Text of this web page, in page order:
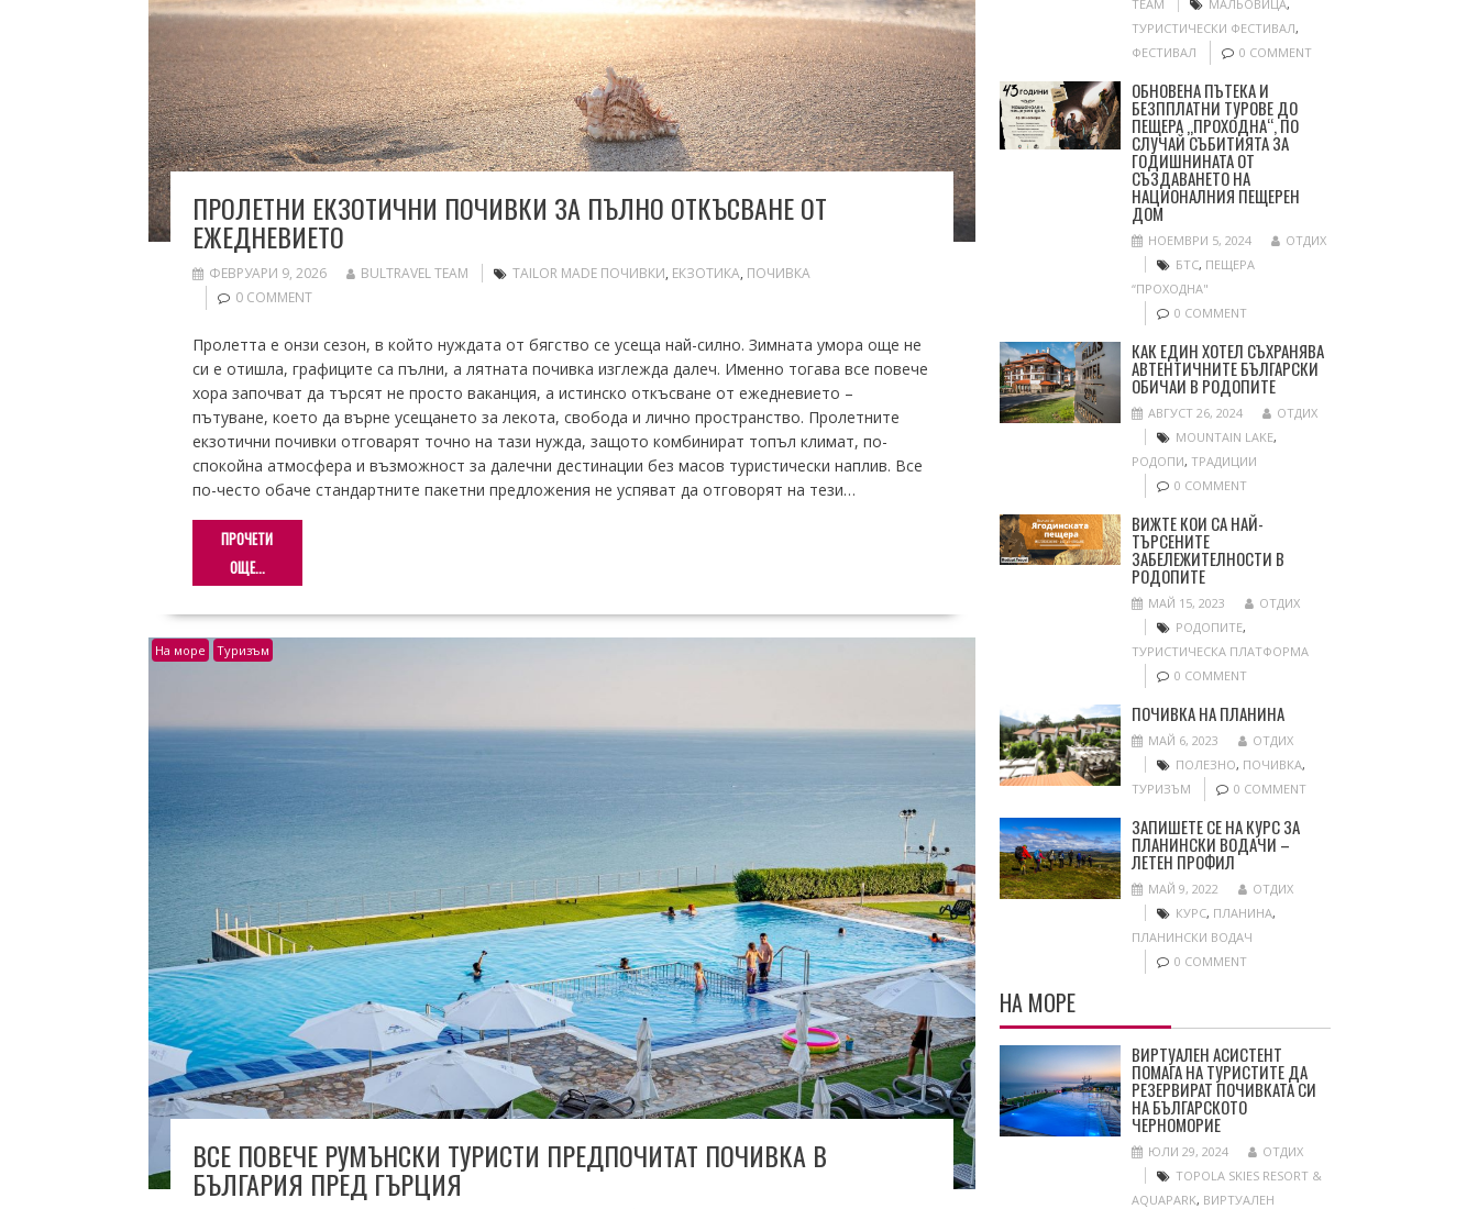
ПРОЛЕТНИ ЕКЗОТИЧНИ ПОЧИВКИ ЗА ПЪЛНО ОТКЪСВАНЕ ОТ
ЕЖЕДНЕВИЕТО
ФЕВРУАРИ 9, 2026 BULTRAVEL TEAM TAILOR MADE ПОЧИВКИ, ЕКЗОТИКА, ПОЧИВКА
0 COMMENT
Пролетта е онзи сезон, в който нуждата от бягство се усеща най-силно. Зимната умора още не
си е отишла, графиците са пълни, а лятната почивка изглежда далеч. Именно тогава все повече
хора започват да търсят не просто ваканция, а истинско откъсване от ежедневието –
пътуване, което да върне усещането за лекота, свобода и лично пространство. Пролетните
екзотични почивки отговарят точно на тази нужда, защото комбинират топъл климат, по-
спокойна атмосфера и възможност за далечни дестинации без масов туристически наплив. Все
по-често обаче стандартните пакетни предложения не успяват да отговорят на тези…
ПРОЧЕТИ
ОЩЕ...
На море Туризъм
ВСЕ ПОВЕЧЕ РУМЪНСКИ ТУРИСТИ ПРЕДПОЧИТАТ ПОЧИВКА В
БЪЛГАРИЯ ПРЕД ГЪРЦИЯ
TEAM
МАЛЬОВИЦА,
ТУРИСТИЧЕСКИ ФЕСТИВАЛ,
ФЕСТИВАЛ
0 COMMENT
ОБНОВЕНА ПЪТЕКА И
БЕЗППЛАТНИ ТУРОВЕ ДО
ПЕЩЕРА „ПРОХОДНА“, ПО
СЛУЧАЙ СЪБИТИЯТА ЗА
ГОДИШНИНАТА ОТ
СЪЗДАВАНЕТО НА
НАЦИОНАЛНИЯ ПЕЩЕРЕН
ДОМ
НОЕМВРИ 5, 2024
ОТДИХ
БТС, ПЕЩЕРА
“ПРОХОДНА"
0 COMMENT
КАК ЕДИН ХОТЕЛ СЪХРАНЯВА
АВТЕНТИЧНИТЕ БЪЛГАРСКИ
ОБИЧАИ В РОДОПИТЕ
АВГУСТ 26, 2024
ОТДИХ
MOUNTAIN LAKE,
РОДОПИ, ТРАДИЦИИ
0 COMMENT
ВИЖТЕ КОИ СА НАЙ-
ТЪРСЕНИТЕ
ЗАБЕЛЕЖИТЕЛНОСТИ В
РОДОПИТЕ
МАЙ 15, 2023
ОТДИХ
РОДОПИТЕ,
ТУРИСТИЧЕСКА ПЛАТФОРМА
0 COMMENT
ПОЧИВКА НА ПЛАНИНА
МАЙ 6, 2023
ОТДИХ
ПОЛЕЗНО, ПОЧИВКА,
ТУРИЗЪМ
0 COMMENT
ЗАПИШЕТЕ СЕ НА КУРС ЗА
ПЛАНИНСКИ ВОДАЧИ –
ЛЕТЕН ПРОФИЛ
МАЙ 9, 2022
ОТДИХ
КУРС, ПЛАНИНА,
ПЛАНИНСКИ ВОДАЧ
0 COMMENT
НА МОРЕ
ВИРТУАЛЕН АСИСТЕНТ
ПОМАГА НА ТУРИСТИТЕ ДА
РЕЗЕРВИРАТ ПОЧИВКАТА СИ
НА БЪЛГАРСКОТО
ЧЕРНОМОРИЕ
ЮЛИ 29, 2024
ОТДИХ
TOPOLA SKIES RESORT &
AQUAPARK, ВИРТУАЛЕН